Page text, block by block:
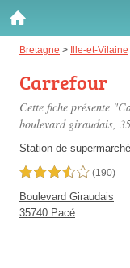
Bretagne > Ille-et-Vilaine
Carrefour
Cette fiche présente
boulevard giraudais,
Station de supermarché
3,5 étoiles sur 5 (190)
Boulevard Giraudais
35740 Pacé
Gazole :
Disponible
SP 98 :
Disponible
SP 95 :